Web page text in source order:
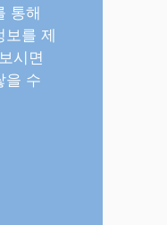
통해
보를 제
시면
을 수